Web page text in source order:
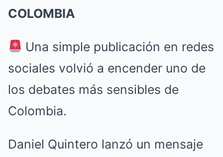
COLOMBIA
Una simple publicación en redes
sociales volvió a encender uno de
los debates más sensibles de
Colombia.
Daniel Quintero lanzó un mensaje